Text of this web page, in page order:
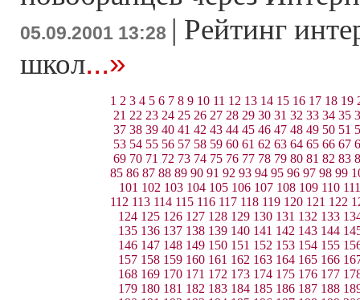
05.09.2001 13:28 | Рейтинг
школ...»
1 2 3 4 5 6 7 8 9 10 11 12 13 14 15 16 17 18 19
21 22 23 24 25 26 27 28 29 30 31 32 33 34 35
37 38 39 40 41 42 43 44 45 46 47 48 49 50 51
53 54 55 56 57 58 59 60 61 62 63 64 65 66 67
69 70 71 72 73 74 75 76 77 78 79 80 81 82 83
85 86 87 88 89 90 91 92 93 94 95 96 97 98 99
101 102 103 104 105 106 107 108 109 110 111
112 113 114 115 116 117 118 119 120 121 122
124 125 126 127 128 129 130 131 132 133
135 136 137 138 139 140 141 142 143 144
146 147 148 149 150 151 152 153 154 155
157 158 159 160 161 162 163 164 165 166
168 169 170 171 172 173 174 175 176 177
179 180 181 182 183 184 185 186 187 188